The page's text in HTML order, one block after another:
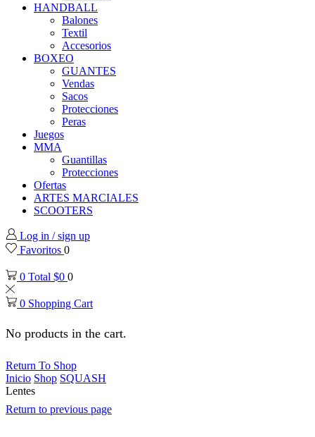
HANDBALL
Balones
Textil
Accesorios
BOXEO
GUANTES
Vendas
Sacos
Protecciones
Peras
Juegos
MMA
Guantillas
Protecciones
Ofertas
ARTES MARCIALES
SCOOTERS
Log in / sign up
Favoritos 0
0 Total $0 0
0 Shopping Cart
No products in the cart.
Return To Shop
Inicio Shop SQUASH
Lentes
Return to previous page